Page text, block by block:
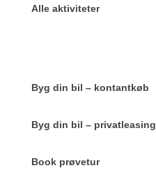
Alle aktiviteter
Byg din bil – kontantkøb
Byg din bil – privatleasing
Book prøvetur